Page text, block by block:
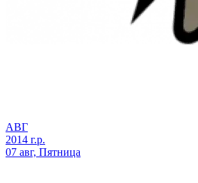
АВГ
2014 г.р.
07 авг, Пятница